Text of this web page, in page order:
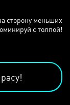
сторону меньших
с толпой!